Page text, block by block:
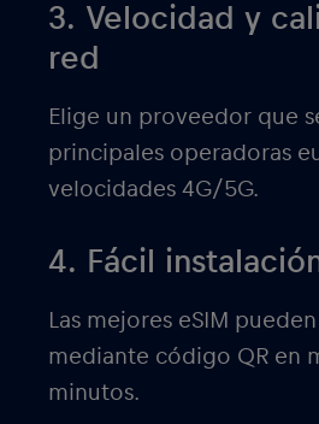
3. Velocidad y
red
Elige un proveedor que
principales operadoras
velocidades 4G/5G.
4. Fácil
Las mejores eSIM
mediante código QR en
minutos.